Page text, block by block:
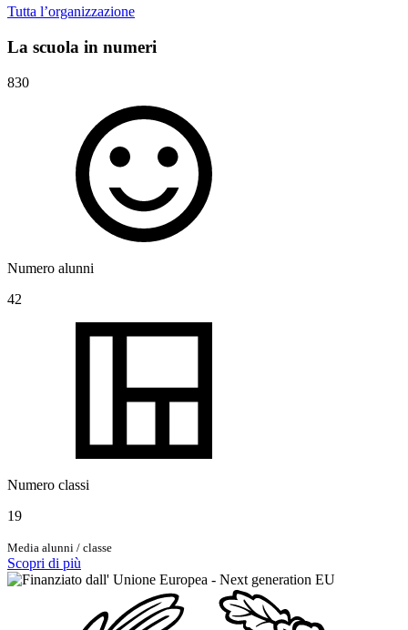
Tutta l’organizzazione
La scuola in numeri
830
Numero alunni
42
Numero classi
19
Media alunni / classe
Scopri di più